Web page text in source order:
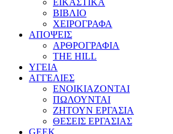
ΕΙΚΑΣΤΙΚΑ
ΒΙΒΛΙΟ
ΧΕΙΡΟΓΡΑΦΑ
ΑΠΟΨΕΙΣ
ΑΡΘΡΟΓΡΑΦΙΑ
THE HILL
ΥΓΕΙΑ
ΑΓΓΕΛΙΕΣ
ΕΝΟΙΚΙΑΖΟΝΤΑΙ
ΠΩΛΟΥΝΤΑΙ
ΖΗΤΟΥΝ ΕΡΓΑΣΙΑ
ΘΕΣΕΙΣ ΕΡΓΑΣΙΑΣ
GEEK